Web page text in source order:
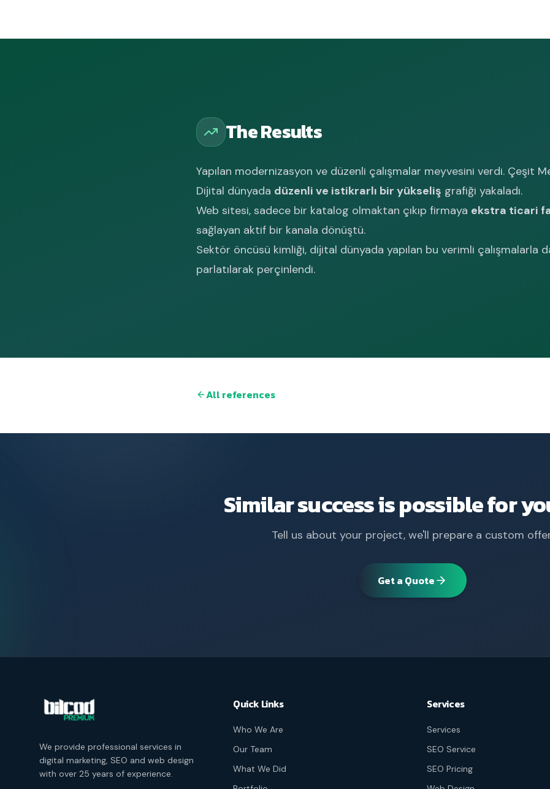
The Results
Yapılan modernizasyon ve düzenli çalışmalar meyvesini verdi. Çeşit
Dijital dünyada düzenli ve istikrarlı bir yükseliş grafiği yakaladı.
Web sitesi, sadece bir katalog olmaktan çıkıp firmaya ekstra ticari
sağlayan aktif bir kanala dönüştü.
Sektör öncüsü kimliği, dijital dünyada yapılan bu verimli çalışmalarla
parlatılarak perçinlendi.
All references
Similar success is possible for
Tell us about your project, we'll prepare a custom
Get a Quote
We provide professional services in
digital marketing, SEO and web design
with over 25 years of experience.
Quick Links
Who We Are
Our Team
What We Did
Services
Services
SEO Service
SEO Pricing